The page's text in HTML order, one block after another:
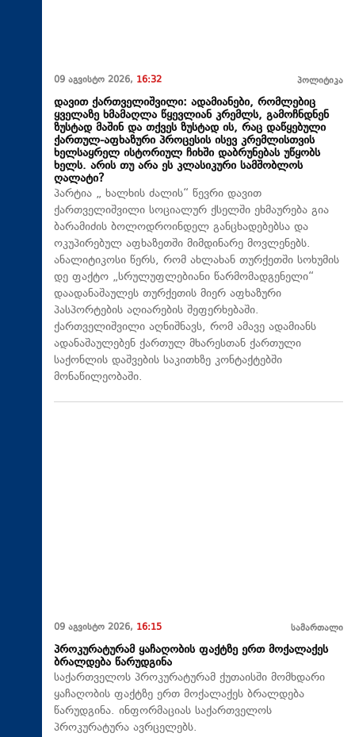
09 აგვისტო 2026, 16:32 პოლიტიკა
დავით ქართველიშვილი: ადამიანები, რომლებიც
ყველაზე ხმამაღლა წყევლიან კრემლს, გამოჩნდნენ
ზუსტად მაშინ და თქვეს ზუსტად ის, რაც დაწყებული
ქართულ-აფხაზური პროცესის ისევ კრემლისთვის
ხელსაყრელ ისტორიულ ჩიხში დაბრუნებას უწყობს
ხელს. არის თუ არა ეს კლასიკური სამშობლოს
ღალატი?
პარტია „ ხალხის ძალის“ წევრი დავით
ქართველიშვილი სოციალურ ქსელში ეხმაურება გია
ბარამიძის ბოლოდროინდელ განცხადებებსა და
ოკუპირებულ აფხაზეთში მიმდინარე მოვლენებს.
ანალიტიკოსი წერს, რომ ახლახან თურქეთში სოხუმის
დე ფაქტო „სრულუფლებიანი წარმომადგენელი“
დაადანაშაულეს თურქეთის მიერ აფხაზური
პასპორტების აღიარების შეფერხებაში.
ქართველიშვილი აღნიშნავს, რომ ამავე ადამიანს
ადანაშაულებენ ქართულ მხარესთან ქართული
საქონლის დაშვების საკითხზე კონტაქტებში
მონაწილეობაში.
09 აგვისტო 2026, 16:15 სამართალი
პროკურატურამ ყაჩაღობის ფაქტზე ერთ მოქალაქეს
ბრალდება წარუდგინა
საქართველოს პროკურატურამ ქუთაისში მომხდარი
ყაჩაღობის ფაქტზე ერთ მოქალაქეს ბრალდება
წარუდგინა. ინფორმაციას საქართველოს
პროკურატურა ავრცელებს.